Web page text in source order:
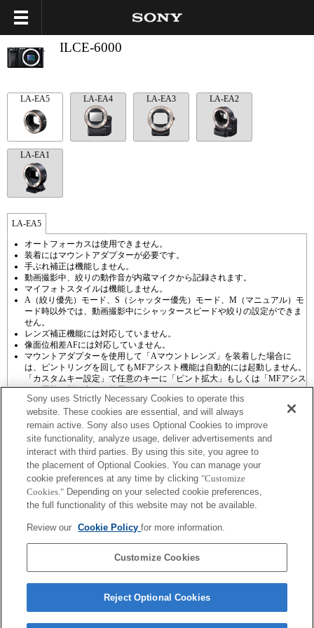
ILCE-6000
LA-EA5 LA-EA4 LA-EA3 LA-EA2
LA-EA1
LA-EA5
オートフォーカスは使用できません。
装着にはマウントアダプターが必要です。
手ぶれ補正は機能しません。
動画撮影中、絞りの動作音が内蔵マイクから記録されます。
マイフォトスタイルは機能しません。
A（絞り優先）モード、S（シャッター優先）モード、M（マニュアル）モ
ード時以外では、動画撮影中にシャッタースピードや絞りの設定ができま
せん。
レンズ補正機能には対応していません。
像面位相差AFには対応していません。
マウントアダプターを使用して「Aマウントレンズ」を装着した場合に
は、ピントリングを回してもMFアシスト機能は自動的には起動しません。
「カスタムキー設定」で任意のキーに「ピント拡大」もしくは「MFアシス
ト」機能を割り当てて使用してください
プレスリリース
ご利用条件
環境情報
クッキーポリシー
Sony uses Strictly Necessary Cookies to operate this
website. These cookies are essential, and will always
remain active. Sony also uses Optional Cookies to improve
site functionality, analyze usage, deliver advertisements and
interact with third parties. By using this site, you agree to
the placement of Optional Cookies. You can manage your
cookie preferences at any time by clicking "Customize
Cookies." Depending on your selected cookie preferences,
the full functionality of this website may not be available.
Review our Cookie Policyfor more information.
Customize Cookies
Reject Optional Cookies